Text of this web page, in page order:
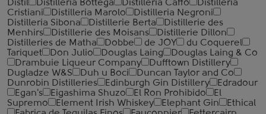
Distil
Distilleria Bottega Distilleria Caffo
Distilleria
Cristiani
Distilleria Marolo
Distilleria Negroni
Distilleria Sibona
Distillerie Berta
Distillerie des
Menhirs
Distillerie des Moisans
Distillerie Dillon
Distilleries de Matha
Dobbe de JOY
du Coquerel
Tariquet
Don Julio Douglas Laing
Douglas Laing & Co
Drambuie Liqueur Company
Dufftown Distillery
Dugladze W&S
Duh u Boci
Duncan Taylor and Co
Dunrobin Distilleries
Edinburgh Gin Distillery
Edradour
Egan's
Eigashima Shuzo El Ron Prohibido
El
Supremo
Element Irish Whiskey Elephant Gin
Ethical